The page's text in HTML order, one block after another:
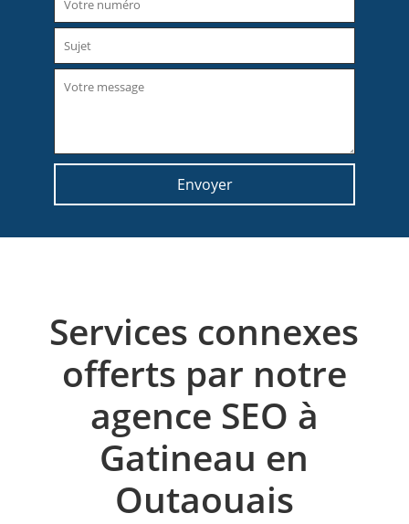
Services connexes
offerts par notre
agence SEO à
Gatineau en
Outaouais